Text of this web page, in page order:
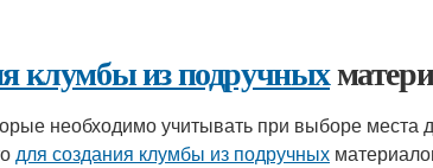
клумбы из подручных
необходимо учитывать при выборе места
для создания клумбы из подручных